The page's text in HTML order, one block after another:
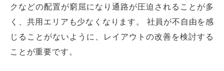
クなどの配置が窮屈になり通路が圧迫されることが多
く、共用エリアも少なくなります。 社員が不自由を感
じることがないように、レイアウトの改善を検討する
ことが重要です。